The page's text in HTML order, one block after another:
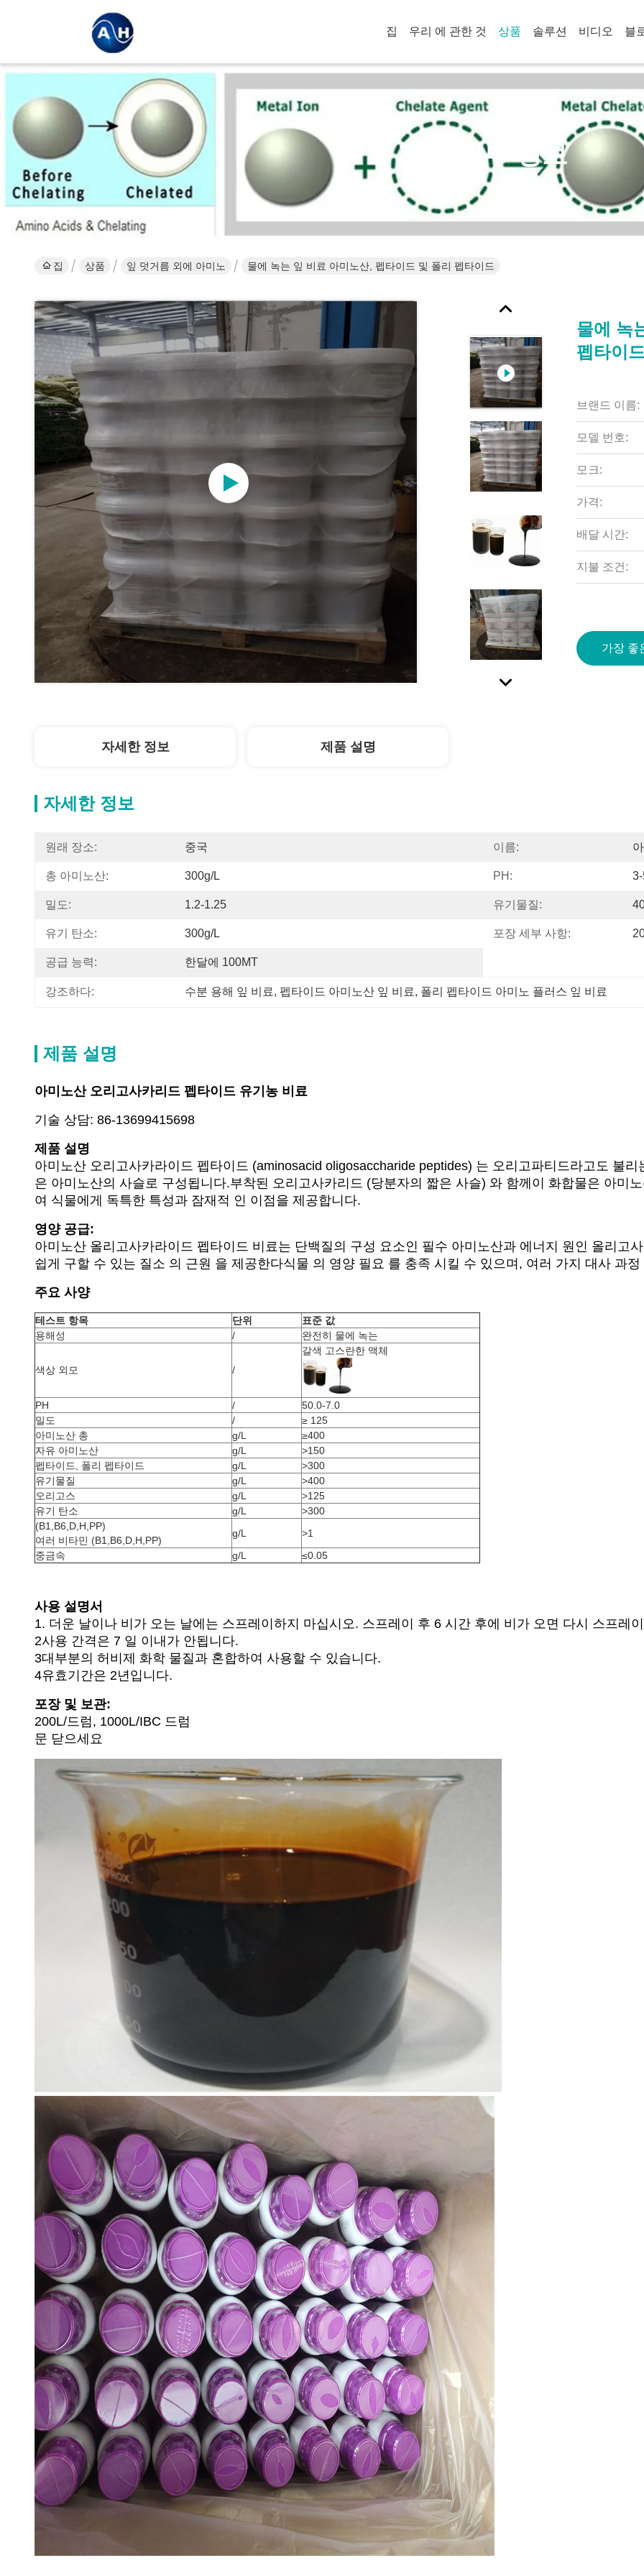
집 우리 에 관한 것 상품 솔루션 비디오 블
제품 세부 정보
집 상품 잎 덧거름 외에 아미노 물에 녹는 잎 비료 아미노산, 펩타이드 및 폴리 펩타이드
물에 녹
펩타이
브랜드 이름:
모델 번호:
모크:
가격:
배달 시간:
지불 조건:
가장 좋
자세한 정보 제품 설명
자세한 정보
원래 장소: 중국 이름:
총 아미노산: 300g/L PH:
밀도: 1.2-1.25 유기물질:
유기 탄소: 300g/L 포장 세부 사항:
공급 능력: 한달에 100MT
강조하다: 수분 용해 잎 비료, 펩타이드 아미노산 잎 비료, 폴리 펩타이드 아미노 플러스 잎 비료
제품 설명
아미노산 오리고사카리드 펩타이드 유기농 비료
기술 상담: 86-13699415698
제품 설명
아미노산 오리고사카라이드 펩타이드 (aminosacid oligosaccharide peptides) 는 오리고파티드라고도 불
은 아미노산의 사슬로 구성됩니다.부착된 오리고사카리드 (당분자의 짧은 사슬) 와 함께이 화합물은 아미
여 식물에게 독특한 특성과 잠재적 인 이점을 제공합니다.
영양 공급:
아미노산 올리고사카라이드 펩타이드 비료는 단백질의 구성 요소인 필수 아미노산과 에너지 원인 올리고
쉽게 구할 수 있는 질소 의 근원 을 제공한다식물 의 영양 필요 를 충족 시킬 수 있으며, 여러 가지 대사 과
주요 사양
테스트 항목 단위
표준 값
용해성
/ 완전히 물에 녹는
색상 외모 /
갈색 고스란한 액체
PH /
50.0-7.0
밀도
/
≥ 125
아미노산 총
g/L
≥400
자유 아미노산
g/L
>150
펩타이드, 폴리 펩타이드
g/L
>300
유기물질
g/L
>400
오리고스
g/L
>125
유기 탄소
g/L
>300
(B1,B6,D,H,PP)
여러 비타민 (B1,B6,D,H,PP)
g/L
>1
중금속
g/L ≤0.05
사용 설명서
1. 더운 날이나 비가 오는 날에는 스프레이하지 마십시오. 스프레이 후 6 시간 후에 비가 오면 다시 스프레
2사용 간격은 7 일 이내가 안됩니다.
3대부분의 허비제 화학 물질과 혼합하여 사용할 수 있습니다.
4유효기간은 2년입니다.
포장 및 보관:
200L/드럼, 1000L/IBC 드럼
문 닫으세요